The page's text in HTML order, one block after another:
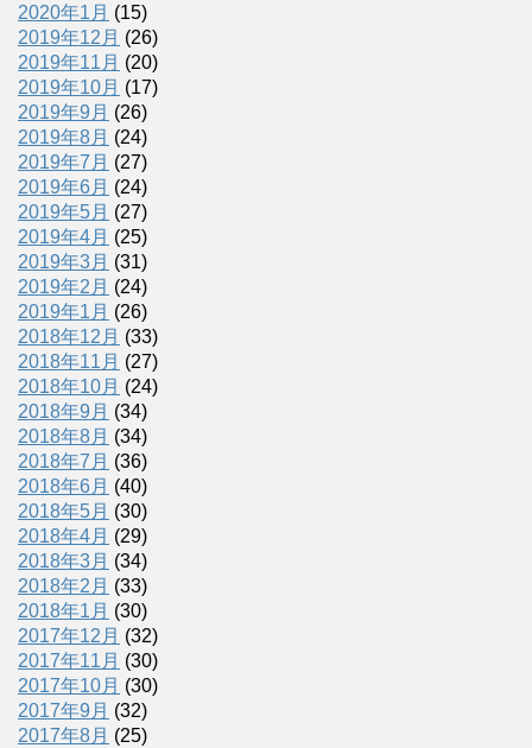
2020年1月 (15)
2019年12月 (26)
2019年11月 (20)
2019年10月 (17)
2019年9月 (26)
2019年8月 (24)
2019年7月 (27)
2019年6月 (24)
2019年5月 (27)
2019年4月 (25)
2019年3月 (31)
2019年2月 (24)
2019年1月 (26)
2018年12月 (33)
2018年11月 (27)
2018年10月 (24)
2018年9月 (34)
2018年8月 (34)
2018年7月 (36)
2018年6月 (40)
2018年5月 (30)
2018年4月 (29)
2018年3月 (34)
2018年2月 (33)
2018年1月 (30)
2017年12月 (32)
2017年11月 (30)
2017年10月 (30)
2017年9月 (32)
2017年8月 (25)